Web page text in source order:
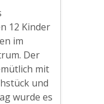
12 Kinder
im
Der
mit
und
wurde es